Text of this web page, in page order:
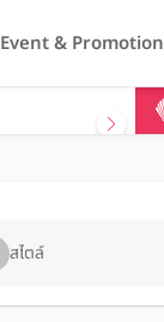
Event & Promotion
สไตล์